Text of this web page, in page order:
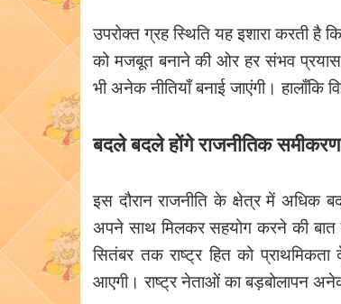
उपरोक्त ग्रह स्थिति यह इशारा करती
को मजबूत बनाने की ओर हर संभव प्रयास
भी अनेक नीतियाँ बनाई जाएंगी। हालाँकि
बदले बदले होंगे राजनीतिक समीकरण
इस दौरान राजनीति के क्षेत्र में
अपने साथ मिलकर सहयोग करने की बात
सितंबर तक राष्ट्र हित को
आएगी। राष्ट्र नेताओं का बड़बोलापन